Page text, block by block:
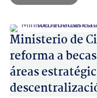
Ministerio de
reforma a
áreas